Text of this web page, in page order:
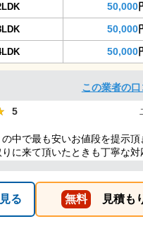
50,000
50,000
50,000
この業者の
5
の中で最も安いお値段を提示
りに来て頂いたときも丁寧な
る 無料 見積も